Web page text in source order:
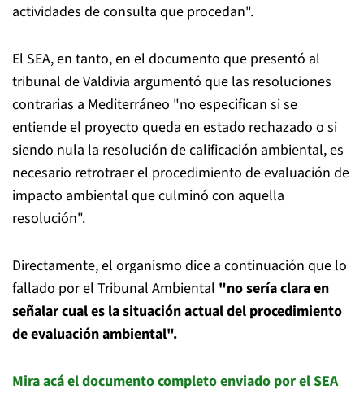
actividades de consulta que procedan".
El SEA, en tanto, en el documento que presentó al
tribunal de Valdivia argumentó que las resoluciones
contrarias a Mediterráneo "no especifican si se
entiende el proyecto queda en estado rechazado o si
siendo nula la resolución de calificación ambiental, es
necesario retrotraer el procedimiento de evaluación de
impacto ambiental que culminó con aquella
resolución".
Directamente, el organismo dice a continuación que lo
fallado por el Tribunal Ambiental "no sería clara en
señalar cual es la situación actual del procedimiento
de evaluación ambiental".
Mira acá el documento completo enviado por el SEA